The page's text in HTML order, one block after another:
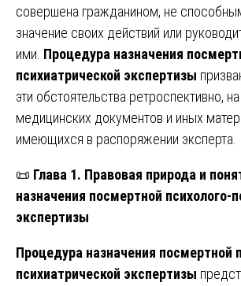
совершена гражданином, не
значение своих действий или
ими. Процедура назначения
психиатрической экспертизы
эти обстоятельства ретроспективно,
медицинских документов и иных
имеющихся в распоряжении эксперта.
📜 Глава 1. Правовая природа и
назначения посмертной психолого-
экспертизы
Процедура назначения посмертной
психиатрической экспертизы